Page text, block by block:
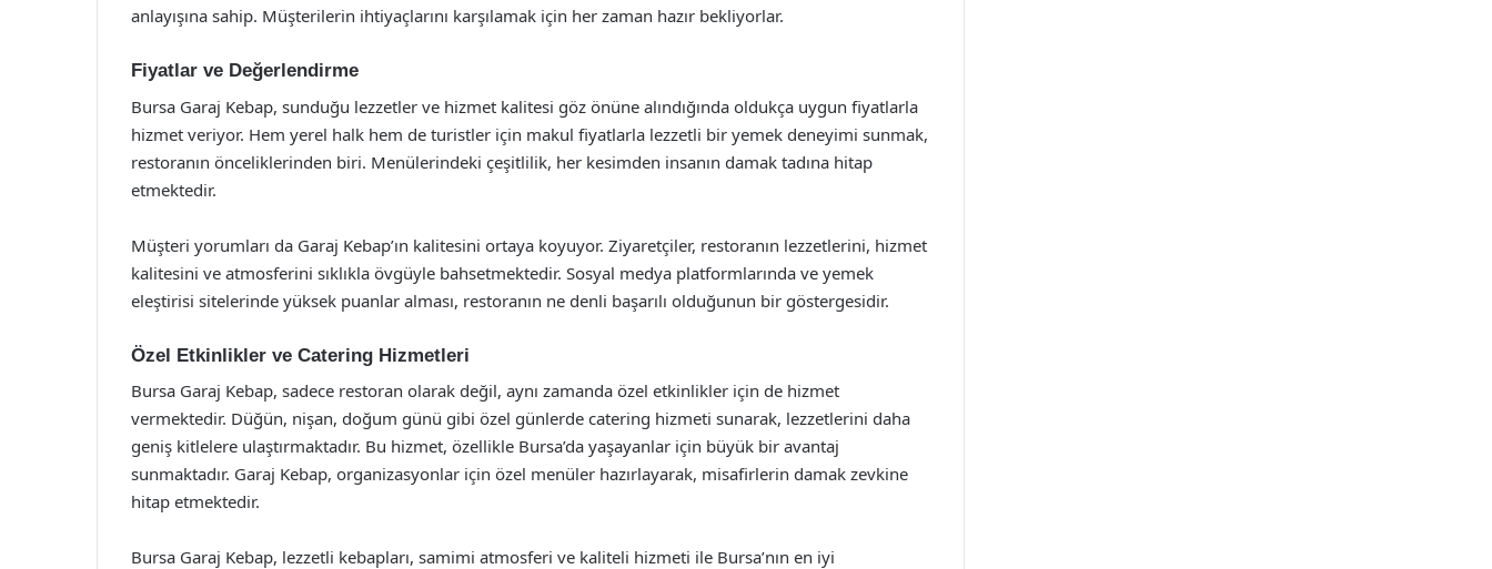
anlayışına sahip. Müşterilerin ihtiyaçlarını karşılamak için her zaman hazır bekliyorlar.
Fiyatlar ve Değerlendirme
Bursa Garaj Kebap, sunduğu lezzetler ve hizmet kalitesi göz önüne alındığında oldukça uygun fiyatlarla
hizmet veriyor. Hem yerel halk hem de turistler için makul fiyatlarla lezzetli bir yemek deneyimi sunmak,
restoranın önceliklerinden biri. Menülerindeki çeşitlilik, her kesimden insanın damak tadına hitap
etmektedir.
Müşteri yorumları da Garaj Kebap’ın kalitesini ortaya koyuyor. Ziyaretçiler, restoranın lezzetlerini, hizmet
kalitesini ve atmosferini sıklıkla övgüyle bahsetmektedir. Sosyal medya platformlarında ve yemek
eleştirisi sitelerinde yüksek puanlar alması, restoranın ne denli başarılı olduğunun bir göstergesidir.
Özel Etkinlikler ve Catering Hizmetleri
Bursa Garaj Kebap, sadece restoran olarak değil, aynı zamanda özel etkinlikler için de hizmet
vermektedir. Düğün, nişan, doğum günü gibi özel günlerde catering hizmeti sunarak, lezzetlerini daha
geniş kitlelere ulaştırmaktadır. Bu hizmet, özellikle Bursa’da yaşayanlar için büyük bir avantaj
sunmaktadır. Garaj Kebap, organizasyonlar için özel menüler hazırlayarak, misafirlerin damak zevkine
hitap etmektedir.
Bursa Garaj Kebap, lezzetli kebapları, samimi atmosferi ve kaliteli hizmeti ile Bursa’nın en iyi